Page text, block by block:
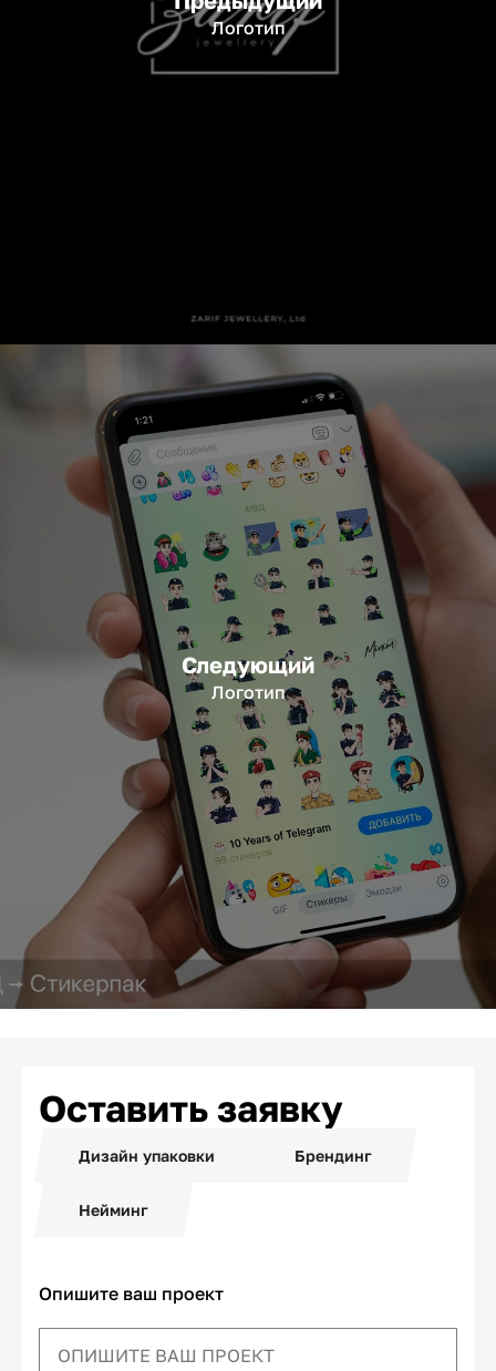
Логотип
Следующий
Логотип
Оставить заявку
Дизайн упаковки Брендинг
Нейминг
Опишите ваш проект